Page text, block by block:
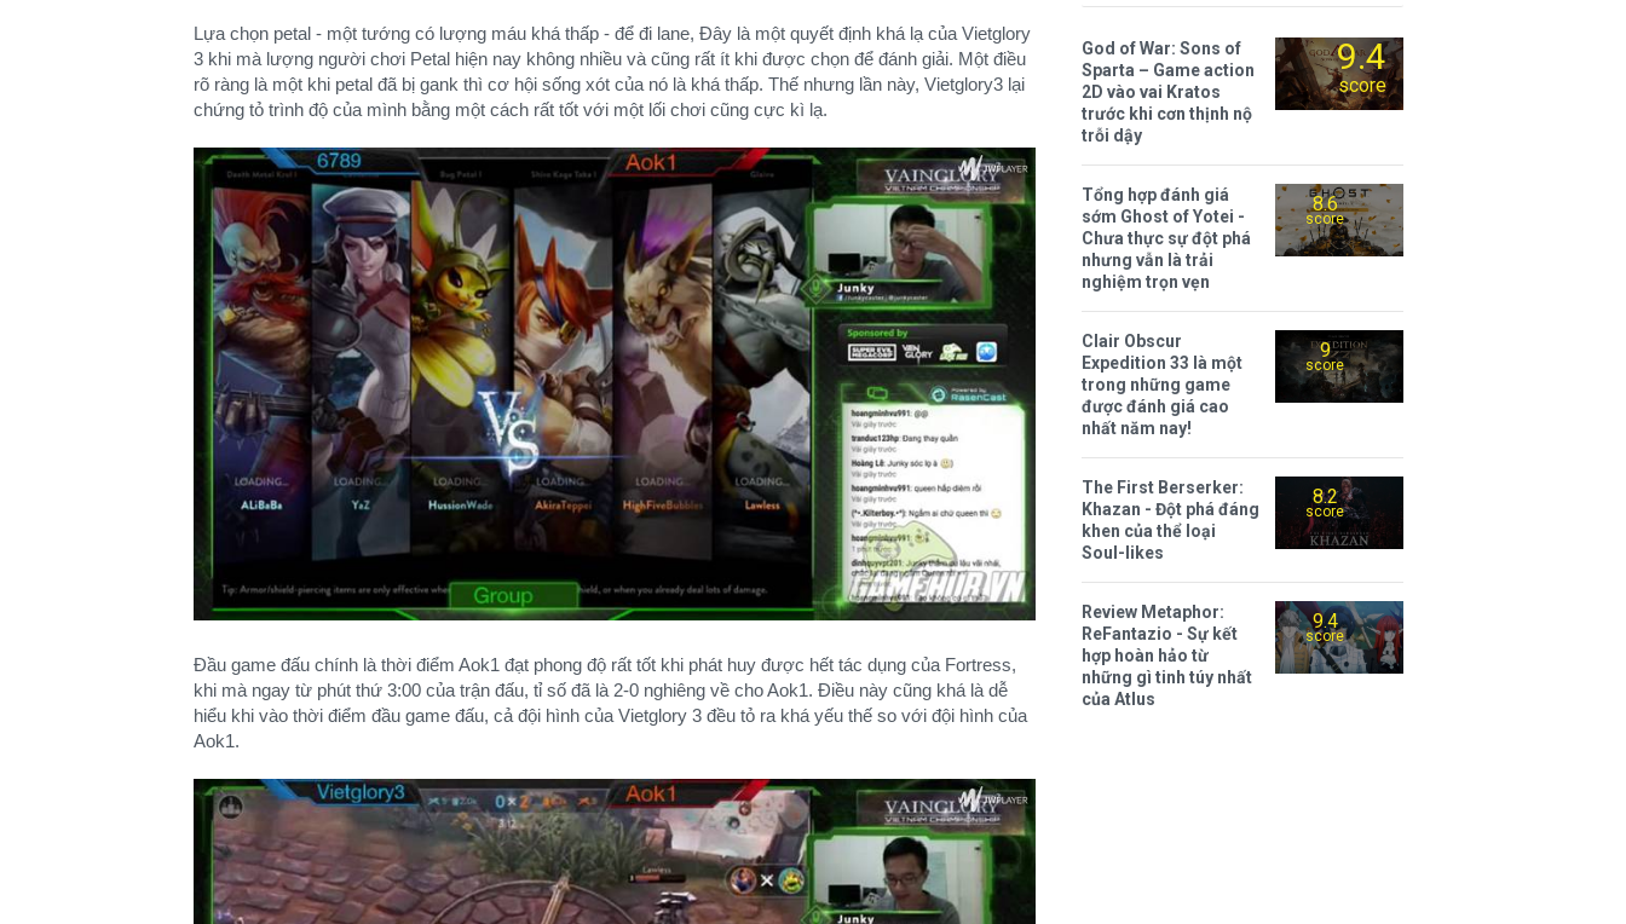
Lựa chọn petal - một tướng có lượng máu khá thấp - để đi lane, Đây là một quyết định khá lạ của Vietglory
3 khi mà lượng người chơi Petal hiện nay không nhiều và cũng rất ít khi được chọn để đánh giải. Một điều
rõ ràng là một khi petal đã bị gank thì cơ hội sống xót của nó là khá thấp. Thế nhưng lần này, Vietglory3 lại
chứng tỏ trình độ của mình bằng một cách rất tốt với một lối chơi cũng cực kì lạ.
Đầu game đấu chính là thời điểm Aok1 đạt phong độ rất tốt khi phát huy được hết tác dụng của Fortress,
khi mà ngay từ phút thứ 3:00 của trận đấu, tỉ số đã là 2-0 nghiêng về cho Aok1. Điều này cũng khá là dễ
hiểu khi vào thời điểm đầu game đấu, cả đội hình của Vietglory 3 đều tỏ ra khá yếu thế so với đội hình của
Aok1.
9.4
score
God of War: Sons of
Sparta – Game action
2D vào vai Kratos
trước khi cơn thịnh nộ
trỗi dậy
8.6
score
Tổng hợp đánh giá
sớm Ghost of Yotei -
Chưa thực sự đột phá
nhưng vẫn là trải
nghiệm trọn vẹn
9
score
Clair Obscur
Expedition 33 là một
trong những game
được đánh giá cao
nhất năm nay!
8.2
score
The First Berserker:
Khazan - Đột phá đáng
khen của thể loại
Soul-likes
9.4
score
Review Metaphor:
ReFantazio - Sự kết
hợp hoàn hảo từ
những gì tinh túy nhất
của Atlus